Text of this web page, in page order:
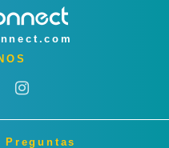
Preguntas